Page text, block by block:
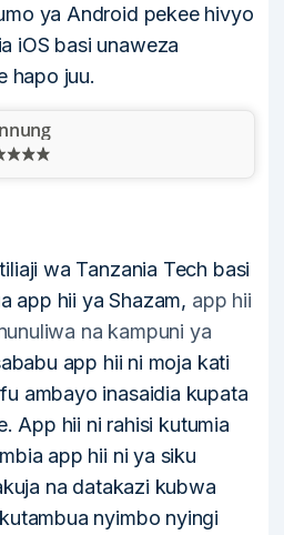
ya Android pekee hivyo
iOS basi unaweza
hapo juu.
wa Tanzania Tech basi
app hii ya Shazam, app hii
na kampuni ya
app hii ni moja kati
ambayo inasaidia kupata
App hii ni rahisi kutumia
app hii ni ya siku
na datakazi kubwa
nyimbo nyingi